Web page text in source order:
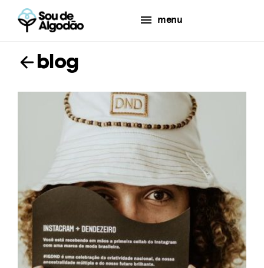
menu
blog